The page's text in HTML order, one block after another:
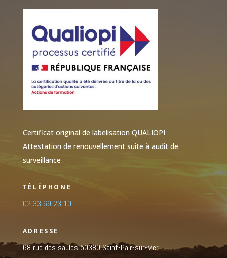
Certificat original de labelisation QUALIOPI
Attestation de renouvellement suite à audit de
surveillance
TÉLÉPHONE
02 33 69 23 10
ADRESSE
68 rue des saules50380 Saint-Pair-sur-Mer